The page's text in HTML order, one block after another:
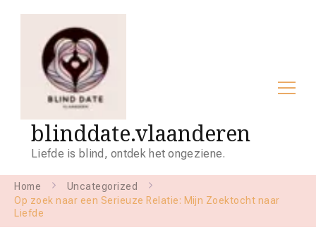
blinddate.vlaanderen
Liefde is blind, ontdek het ongeziene.
Home
Uncategorized
Op zoek naar een Serieuze Relatie: Mijn Zoektocht naar
Liefde